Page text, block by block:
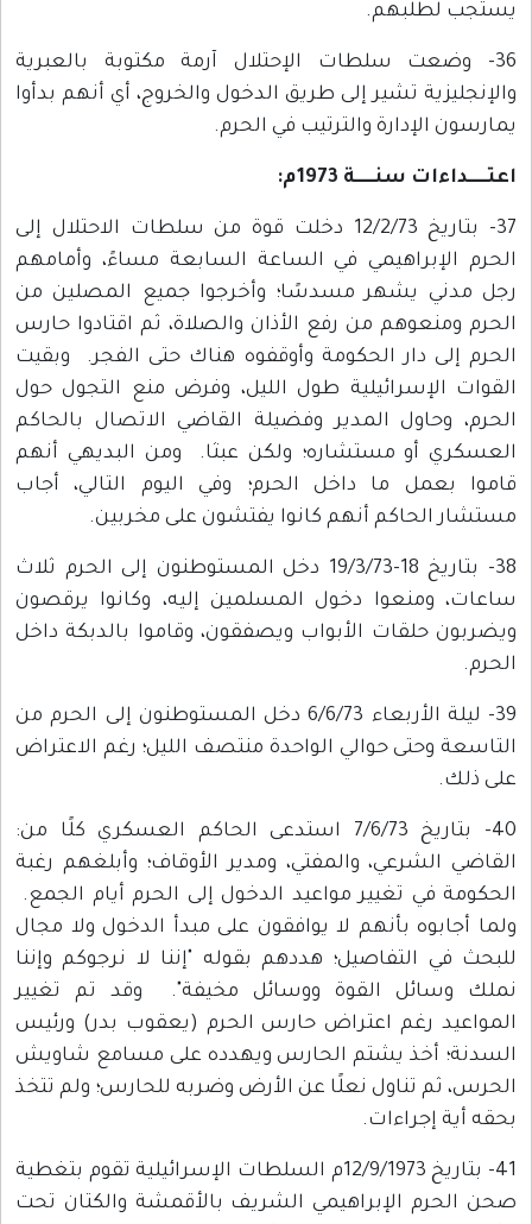
يستجب لطلبهم.
36- وضعت سلطات الإحتلال آرمة مكتوبة بالعبرية
والإنجليزية تشير إلى طريق الدخول والخروج، أي أنهم بدأوا
يمارسون الإدارة والترتيب في الحرم.
اعتـــــداءات سنـــــة 1973م:
37- بتاريخ 12/2/73 دخلت قوة من سلطات الاحتلال إلى
الحرم الإبراهيمي في الساعة السابعة مساءً، وأمامهم
رجل مدني يشهر مسدسًا؛ وأخرجوا جميع المصلين من
الحرم ومنعوهم من رفع الأذان والصلاة، ثم اقتادوا حارس
الحرم إلى دار الحكومة وأوقفوه هناك حتى الفجر. وبقيت
القوات الإسرائيلية طول الليل، وفرض منع التجول حول
الحرم، وحاول المدير وفضيلة القاضي الاتصال بالحاكم
العسكري أو مستشاره؛ ولكن عبثا. ومن البديهي أنهم
قاموا بعمل ما داخل الحرم؛ وفي اليوم التالي، أجاب
مستشار الحاكم أنهم كانوا يفتشون على مخربين.
38- بتاريخ 18-19/3/73 دخل المستوطنون إلى الحرم ثلاث
ساعات، ومنعوا دخول المسلمين إليه، وكانوا يرقصون
ويضربون حلقات الأبواب ويصفقون، وقاموا بالدبكة داخل
الحرم.
39- ليلة الأربعاء 6/6/73 دخل المستوطنون إلى الحرم من
التاسعة وحتى حوالي الواحدة منتصف الليل؛ رغم الاعتراض
على ذلك.
40- بتاريخ 7/6/73 استدعى الحاكم العسكري كلًا من:
القاضي الشرعي، والمفتي، ومدير الأوقاف؛ وأبلغهم رغبة
الحكومة في تغيير مواعيد الدخول إلى الحرم أيام الجمع.
ولما أجابوه بأنهم لا يوافقون على مبدأ الدخول ولا مجال
للبحث في التفاصيل؛ هددهم بقوله "إننا لا نرجوكم وإننا
نملك وسائل القوة ووسائل مخيفة". وقد تم تغيير
المواعيد رغم اعتراض حارس الحرم (يعقوب بدر) ورئيس
السدنة؛ أخذ يشتم الحارس ويهدده على مسامع شاويش
الحرس، ثم تناول نعلًا عن الأرض وضربه للحارس؛ ولم تتخذ
بحقه أية إجراءات.
41- بتاريخ 12/9/1973م السلطات الإسرائيلية تقوم بتغطية
صحن الحرم الإبراهيمي الشريف بالأقمشة والكتان تحت